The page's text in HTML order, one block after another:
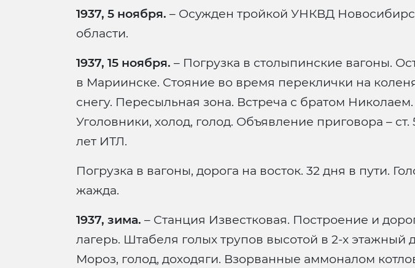
1937, 5 ноября. – Осужден тройкой УНКВД
области.
1937, 15 ноября. – Погрузка в столыпинские вагоны.
в Мариинске. Стояние во время переклички на
снегу. Пересыльная зона. Встреча с братом Николаем.
Уголовники, холод, голод. Объявление приговора – ст.
лет ИТЛ.
Погрузка в вагоны, дорога на восток. 32 дня в пути.
жажда.
1937, зима. – Станция Известковая. Построение и
лагерь. Штабеля голых трупов высотой в 2-х этажный
Мороз, голод, доходяги. Взорванные аммоналом